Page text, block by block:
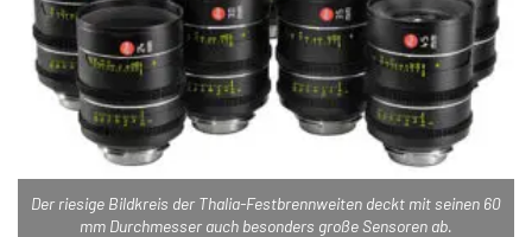
Der riesige Bildkreis der Thalia-Festbrennweiten deckt mit seinen 60
mm Durchmesser auch besonders große Sensoren ab.